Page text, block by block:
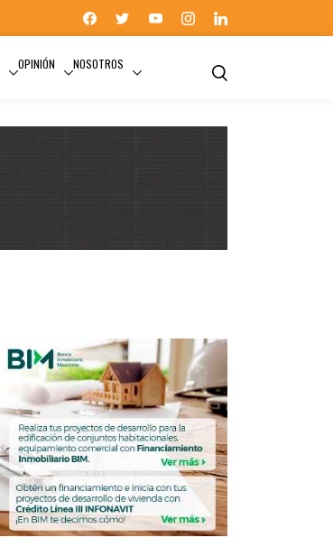
OPINIÓN NOSOTROS
DEPARTAMENTO